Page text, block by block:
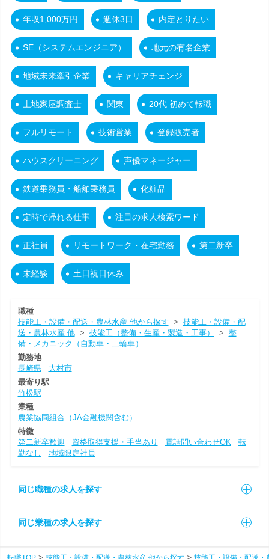
年収1,000万円 週休3日 内定とりたい
SE（システムエンジニア） 地元の有名企業
地域未来牽引企業 キャリアチェンジ
土地家屋調査士 関東 20代 初めて転職
フルリモート 技術営業 登録販売者
ハウスクリーニング 声優マネージャー
鉄道乗務員・船舶乗務員 化粧品
定時で帰れる仕事 注目の求人検索ワード
正社員 リモートワーク・在宅勤務 第二新卒
未経験 土日祝日休み
職種
技能工・設備・配送・農林水産 他から探す > 技能工・設備・配
送・農林水産 他> 技能工（整備・生産・製造・工事） > 整
備・メカニック（自動車・二輪車）
勤務地
長崎県
大村市
最寄り駅
竹松駅
業種
農業協同組合（JA金融機関含む）
特徴
第二新卒歓迎
資格取得支援・手当あり 電話問い合わせOK
転
勤なし
地域限定社員
同じ職種の求人を探す
同じ業種の求人を探す